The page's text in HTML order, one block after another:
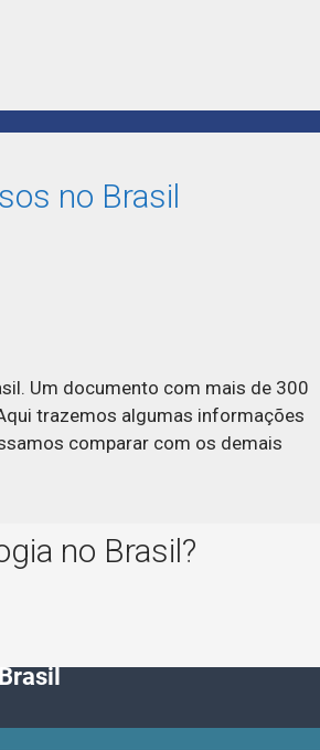
no Brasil
Um documento com mais de 300
trazemos algumas informações
comparar com os demais
no Brasil?